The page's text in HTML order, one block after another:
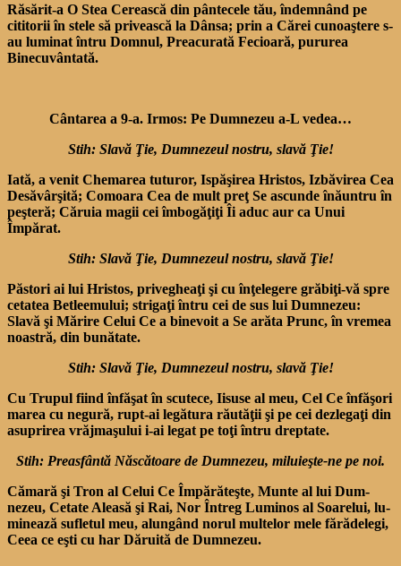
Răsărit-a O Stea Cerească din pântecele tău, îndemnând pe
cititorii în stele să privească la Dânsa; prin a Cărei cunoaş­tere s-
au luminat întru Dom­nul, Preacurată Fecioară, pu­rurea
Binecuvântată.
Cântarea a 9-a. Irmos: Pe Dumnezeu a-L vedea…
Stih: Slavă Ţie, Dumnezeul nostru, slavă Ţie!
Iată, a venit Chemarea tu­turor, Ispăşirea Hristos, Iz­băvirea Cea
Desăvârşită; Co­moara Cea de mult preţ Se as­cunde înăuntru în
peşteră; Că­ruia magii cei îmbogăţiţi Îi aduc aur ca Unui
Împărat.
Stih: Slavă Ţie, Dumnezeul nostru, slavă Ţie!
Păstori ai lui Hristos, prive­gheaţi şi cu înţelegere grăbiţi-vă spre
cetatea Betleemului; stri­gaţi întru cei de sus lui Dum­nezeu:
Slavă şi Mărire Celui Ce a binevoit a Se arăta Prunc, în vremea
noastră, din bunătate.
Stih: Slavă Ţie, Dumnezeul nostru, slavă Ţie!
Cu Trupul fiind înfăşat în scutece, Iisuse al meu, Cel Ce în­făşori
marea cu negură, rupt-ai legătura răutăţii şi pe cei dezle­gaţi din
asuprirea vrăjmaşului i-ai legat pe toţi întru dreptate.
Stih: Preasfântă Născătoare de Dumnezeu, miluieşte-ne pe noi.
Cămară şi Tron al Celui Ce Împărăteşte, Munte al lui Dum­
nezeu, Cetate Aleasă şi Rai, Nor Întreg Luminos al Soarelui, lu­
minează sufletul meu, alun­gând norul multelor mele fărădelegi,
Ceea ce eşti cu har Dă­ruită de Dumnezeu.